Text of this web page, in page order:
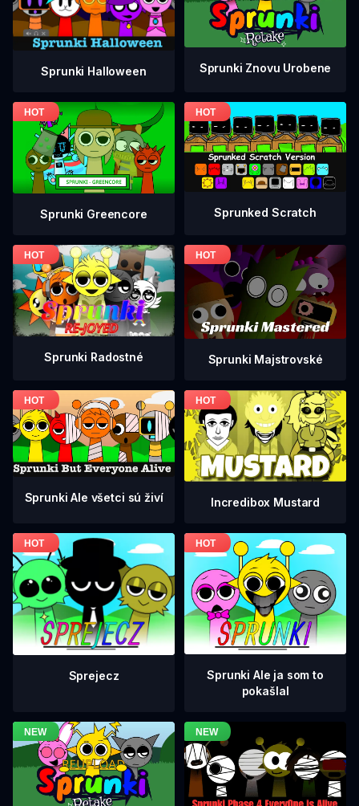
Sprunki Halloween Sprunki Znovu Urobene
Sprunki Greencore Sprunked Scratch
Sprunki Radostné Sprunki Majstrovské
Sprunki Ale všetci sú živí Incredibox Mustard
Sprejecz
Sprunki Ale ja som to
pokašlal